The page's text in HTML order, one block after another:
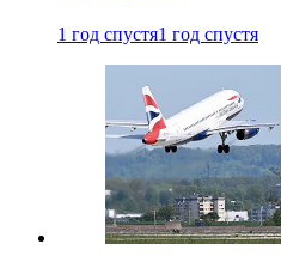
1 год спустя1 год спустя